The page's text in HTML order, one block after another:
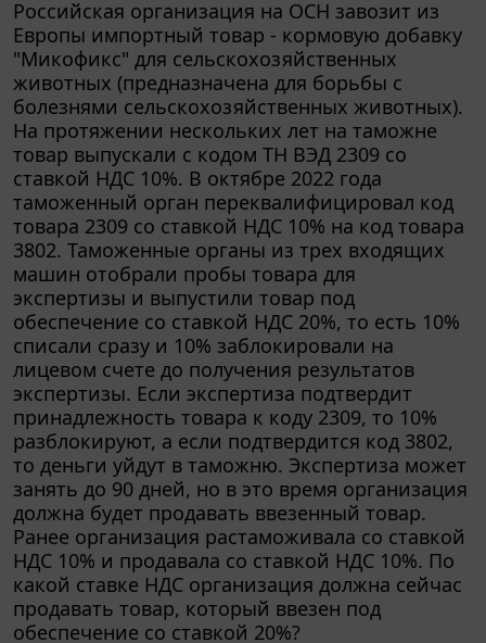
Европы импортный товар - кормовую добавку
"Микофикс" для сельскохозяйственных
животных (предназначена для борьбы с
болезнями сельскохозяйственных животных).
На протяжении нескольких лет на таможне
товар выпускали с кодом ТН ВЭД 2309 со
ставкой НДС 10%. В октябре 2022 года
таможенный орган переквалифицировал код
товара 2309 со ставкой НДС 10% на код товара
3802. Таможенные органы из трех входящих
машин отобрали пробы товара для
экспертизы и выпустили товар под
обеспечение со ставкой НДС 20%, то есть 10%
списали сразу и 10% заблокировали на
лицевом счете до получения результатов
экспертизы. Если экспертиза подтвердит
принадлежность товара к коду 2309, то 10%
разблокируют, а если подтвердится код 3802,
то деньги уйдут в таможню. Экспертиза может
занять до 90 дней, но в это время организация
должна будет продавать ввезенный товар.
Ранее организация растаможивала со ставкой
НДС 10% и продавала со ставкой НДС 10%. По
какой ставке НДС организация должна сейчас
продавать товар, который ввезен под
обеспечение со ставкой 20%?
14 ноября 2022